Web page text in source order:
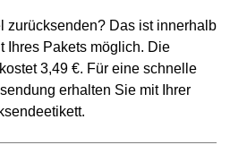
zurücksenden? Das ist innerhalb
Ihres Pakets möglich. Die
3,49 €. Für eine schnelle
erhalten Sie mit Ihrer